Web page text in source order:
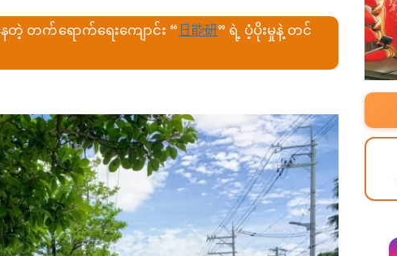
တဲ့ တက်ရောက်ရေးကျောင်း “日能研” ရဲ့ ပံ့ပိုးမှုနဲ့ တင်